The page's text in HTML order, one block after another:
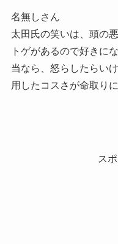
名無しさん
太田氏の笑いは、頭の
トゲがあるので好きに
当なら、怒らしたらい
用したコスさが命取り
ス